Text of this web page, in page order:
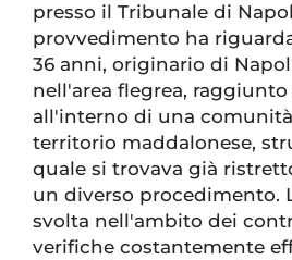
presso il Tribunale di
provvedimento ha
36 anni, originario di
nell'area flegrea,
all'interno di una
territorio maddalonese,
quale si trovava già
un diverso procedimento.
svolta nell'ambito dei
verifiche costantemente